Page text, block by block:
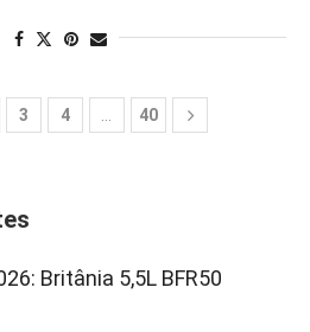
3 4 40
Britânia 5,5L BFR50